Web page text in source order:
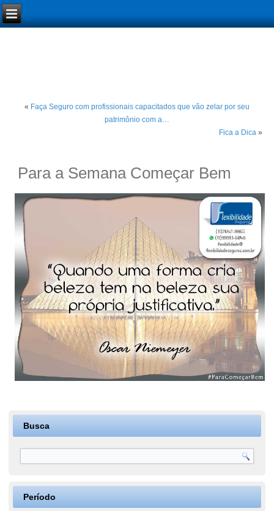
« Faça Seguro com profissionais capacitados que vão zelar por seu
patrimônio com a…
Fica a Dica»
Para a Semana Começar Bem
Busca
Período